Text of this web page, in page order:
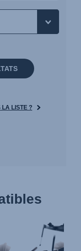
LA LISTE ?